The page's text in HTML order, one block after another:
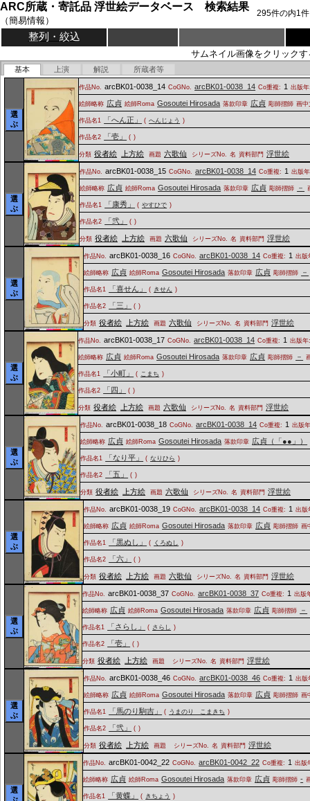
ARC所蔵・寄託品 浮世絵データベース 検索結果
（簡易情報）
295件の内1
整列・絞込
サムネイル画像をクリック
基本 上演 解説 所蔵者等
選
ぶ
作品No. arcBK01-0038_14 CoGNo. arcBK01-0038_14 Co重複: 1 出版
絵師略称 広貞 絵師Roma Gosoutei Hirosada 落款印章 広貞 彫師摺師 画中
作品名1 「へん正」 ( へんじょう )
作品名2 「壱」 ( )
分類 役者絵 上方絵 画題 六歌仙 シリーズNo. 名 資料部門 浮世絵
選
ぶ
作品No. arcBK01-0038_15 CoGNo. arcBK01-0038_14 Co重複: 1 出版
絵師略称 広貞 絵師Roma Gosoutei Hirosada 落款印章 広貞 彫師摺師 －
作品名1 「康秀」 ( やすひで )
作品名2 「弐」 ( )
分類 役者絵 上方絵 画題 六歌仙 シリーズNo. 名 資料部門 浮世絵
選
ぶ
作品No. arcBK01-0038_16 CoGNo. arcBK01-0038_14 Co重複: 1 出版
絵師略称 広貞 絵師Roma Gosoutei Hirosada 落款印章 広貞 彫師摺師 －
作品名1 「喜せん」 ( きせん )
作品名2 「三」 ( )
分類 役者絵 上方絵 画題 六歌仙 シリーズNo. 名 資料部門 浮世絵
選
ぶ
作品No. arcBK01-0038_17 CoGNo. arcBK01-0038_14 Co重複: 1 出版年
絵師略称 広貞 絵師Roma Gosoutei Hirosada 落款印章 広貞 彫師摺師 －
作品名1 「小町」 ( こまち )
作品名2 「四」 ( )
分類 役者絵 上方絵 画題 六歌仙 シリーズNo. 名 資料部門 浮世絵
選
ぶ
作品No. arcBK01-0038_18 CoGNo. arcBK01-0038_14 Co重複: 1 出版
絵師略称 広貞 絵師Roma Gosoutei Hirosada 落款印章 広貞（「●●」）
作品名1 「なり平」 ( なりひら )
作品名2 「五」 ( )
分類 役者絵 上方絵 画題 六歌仙 シリーズNo. 名 資料部門 浮世絵
選
ぶ
作品No. arcBK01-0038_19 CoGNo. arcBK01-0038_14 Co重複: 1 出版
絵師略称 広貞 絵師Roma Gosoutei Hirosada 落款印章 広貞 彫師摺師 画
作品名1 「黒ぬし」 ( くろぬし )
作品名2 「六」 ( )
分類 役者絵 上方絵 画題 六歌仙 シリーズNo. 名 資料部門 浮世絵
選
ぶ
作品No. arcBK01-0038_37 CoGNo. arcBK01-0038_37 Co重複: 1 出版
絵師略称 広貞 絵師Roma Gosoutei Hirosada 落款印章 広貞 彫師摺師 －
作品名1 「さらし」 ( さらし )
作品名2 「壱」 ( )
分類 役者絵 上方絵 画題 シリーズNo. 名 資料部門 浮世絵
選
ぶ
作品No. arcBK01-0038_46 CoGNo. arcBK01-0038_46 Co重複: 1 出版
絵師略称 広貞 絵師Roma Gosoutei Hirosada 落款印章 広貞 彫師摺師 画
作品名1 「馬のり駒吉」 ( うまのり こまきち )
作品名2 「弐」 ( )
分類 役者絵 上方絵 画題 シリーズNo. 名 資料部門 浮世絵
選
作品No. arcBK01-0042_22 CoGNo. arcBK01-0042_22 Co重複: 1 出版
絵師略称 広貞 絵師Roma Gosoutei Hirosada 落款印章 広貞 彫師摺師 -
作品名1 「黄蝶」 ( きちょう )